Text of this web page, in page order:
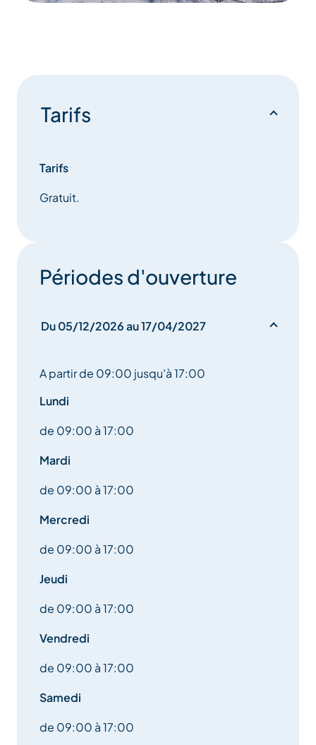
Tarifs
Tarifs
Gratuit.
Périodes d'ouverture
Du 05/12/2026 au 17/04/2027
A partir de 09:00 jusqu'à 17:00
Lundi
de 09:00 à 17:00
Mardi
de 09:00 à 17:00
Mercredi
de 09:00 à 17:00
Jeudi
de 09:00 à 17:00
Vendredi
de 09:00 à 17:00
Samedi
de 09:00 à 17:00